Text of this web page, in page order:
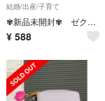
結婚/出産/子育て
✾新品未開封✾ ゼクシィ ジルスチュアート リバーシブルトートバッグ
¥ 588